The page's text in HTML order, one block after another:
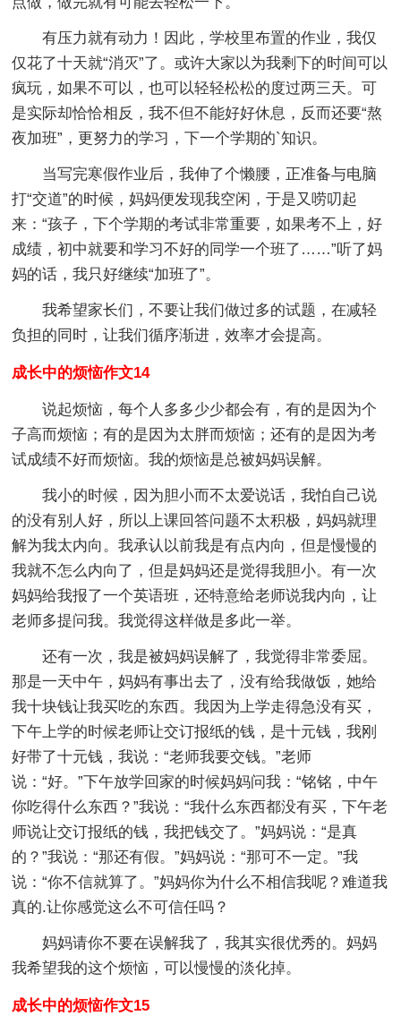
有压力就有动力！因此，学校里布置的作业，我仅
仅花了十天就“消灭”了。或许大家以为我剩下的时间可以
疯玩，如果不可以，也可以轻轻松松的度过两三天。可
是实际却恰恰相反，我不但不能好好休息，反而还要“熬
夜加班”，更努力的学习，下一个学期的`知识。
当写完寒假作业后，我伸了个懒腰，正准备与电脑
打“交道”的时候，妈妈便发现我空闲，于是又唠叨起
来：“孩子，下个学期的考试非常重要，如果考不上，好
成绩，初中就要和学习不好的同学一个班了……”听了妈
妈的话，我只好继续“加班了”。
我希望家长们，不要让我们做过多的试题，在减轻
负担的同时，让我们循序渐进，效率才会提高。
成长中的烦恼作文14
说起烦恼，每个人多多少少都会有，有的是因为个
子高而烦恼；有的是因为太胖而烦恼；还有的是因为考
试成绩不好而烦恼。我的烦恼是总被妈妈误解。
我小的时候，因为胆小而不太爱说话，我怕自己说
的没有别人好，所以上课回答问题不太积极，妈妈就理
解为我太内向。我承认以前我是有点内向，但是慢慢的
我就不怎么内向了，但是妈妈还是觉得我胆小。有一次
妈妈给我报了一个英语班，还特意给老师说我内向，让
老师多提问我。我觉得这样做是多此一举。
还有一次，我是被妈妈误解了，我觉得非常委屈。
那是一天中午，妈妈有事出去了，没有给我做饭，她给
我十块钱让我买吃的东西。我因为上学走得急没有买，
下午上学的时候老师让交订报纸的钱，是十元钱，我刚
好带了十元钱，我说：“老师我要交钱。”老师
说：“好。”下午放学回家的时候妈妈问我：“铭铭，中午
你吃得什么东西？”我说：“我什么东西都没有买，下午老
师说让交订报纸的钱，我把钱交了。”妈妈说：“是真
的？”我说：“那还有假。”妈妈说：“那可不一定。”我
说：“你不信就算了。”妈妈你为什么不相信我呢？难道我
真的.让你感觉这么不可信任吗？
妈妈请你不要在误解我了，我其实很优秀的。妈妈
我希望我的这个烦恼，可以慢慢的淡化掉。
成长中的烦恼作文15